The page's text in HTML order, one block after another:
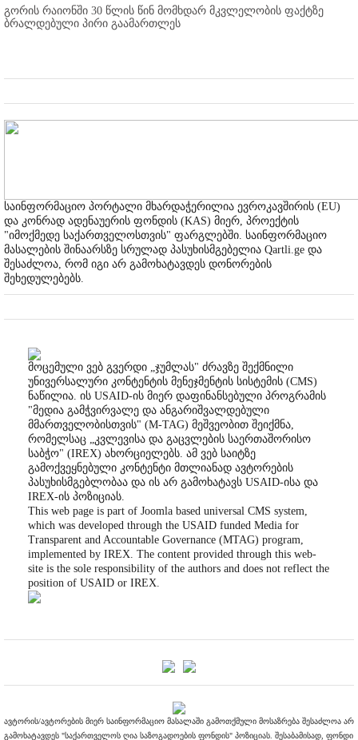
გორის რაიონში 30 წლის წინ მომხდარ მკვლელობის ფაქტზე
ბრალდებული პირი გაამართლეს
საინფორმაციო პორტალი მხარდაჭერილია ევროკავშირის (EU)
და კონრად ადენაუერის ფონდის (KAS) მიერ, პროექტის
"იმოქმედე საქართველოსთვის" ფარგლებში. საინფორმაციო
მასალების შინაარსზე სრულად პასუხისმგებელია Qartli.ge და
შესაძლოა, რომ იგი არ გამოხატავდეს დონორების
შეხედულებებს.
მოცემული ვებ გვერდი „ჯუმლას" ძრავზე შექმნილი
უნივერსალური კონტენტის მენეჯმენტის სისტემის (CMS)
ნაწილია. ის USAID-ის მიერ დაფინანსებული პროგრამის
"მედია გამჭვირვალე და ანგარიშვალდებული
მმართველობისთვის" (M-TAG) მეშვეობით შეიქმნა,
რომელსაც „კვლევისა და გაცვლების საერთაშორისო
საბჭო" (IREX) ახორციელებს. ამ ვებ საიტზე
გამოქვეყნებული კონტენტი მთლიანად ავტორების
პასუხისმგებლობაა და ის არ გამოხატავს USAID-ისა და
IREX-ის პოზიციას.
This web page is part of Joomla based universal CMS system,
which was developed through the USAID funded Media for
Transparent and Accountable Governance (MTAG) program,
implemented by IREX. The content provided through this web-
site is the sole responsibility of the authors and does not reflect the
position of USAID or IREX.
ავტორის/ავტორების მიერ საინფორმაციო მასალაში გამოთქმული მოსაზრება შესაძლოა არ
გამოხატავდეს "საქართველოს ღია საზოგადოების ფონდის" პოზიციას. შესაბამისად, ფონდი